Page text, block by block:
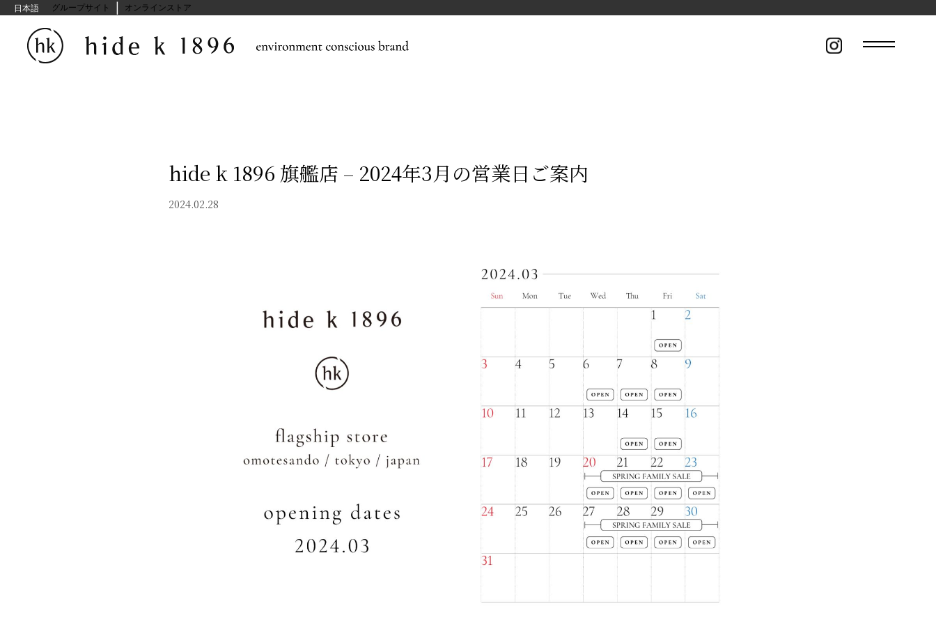
hide kasuga グループサイト | オンラインストア
hide k 1896 旗艦店 – 2024年3月の営業日ご案内
2024.02.28
日本語